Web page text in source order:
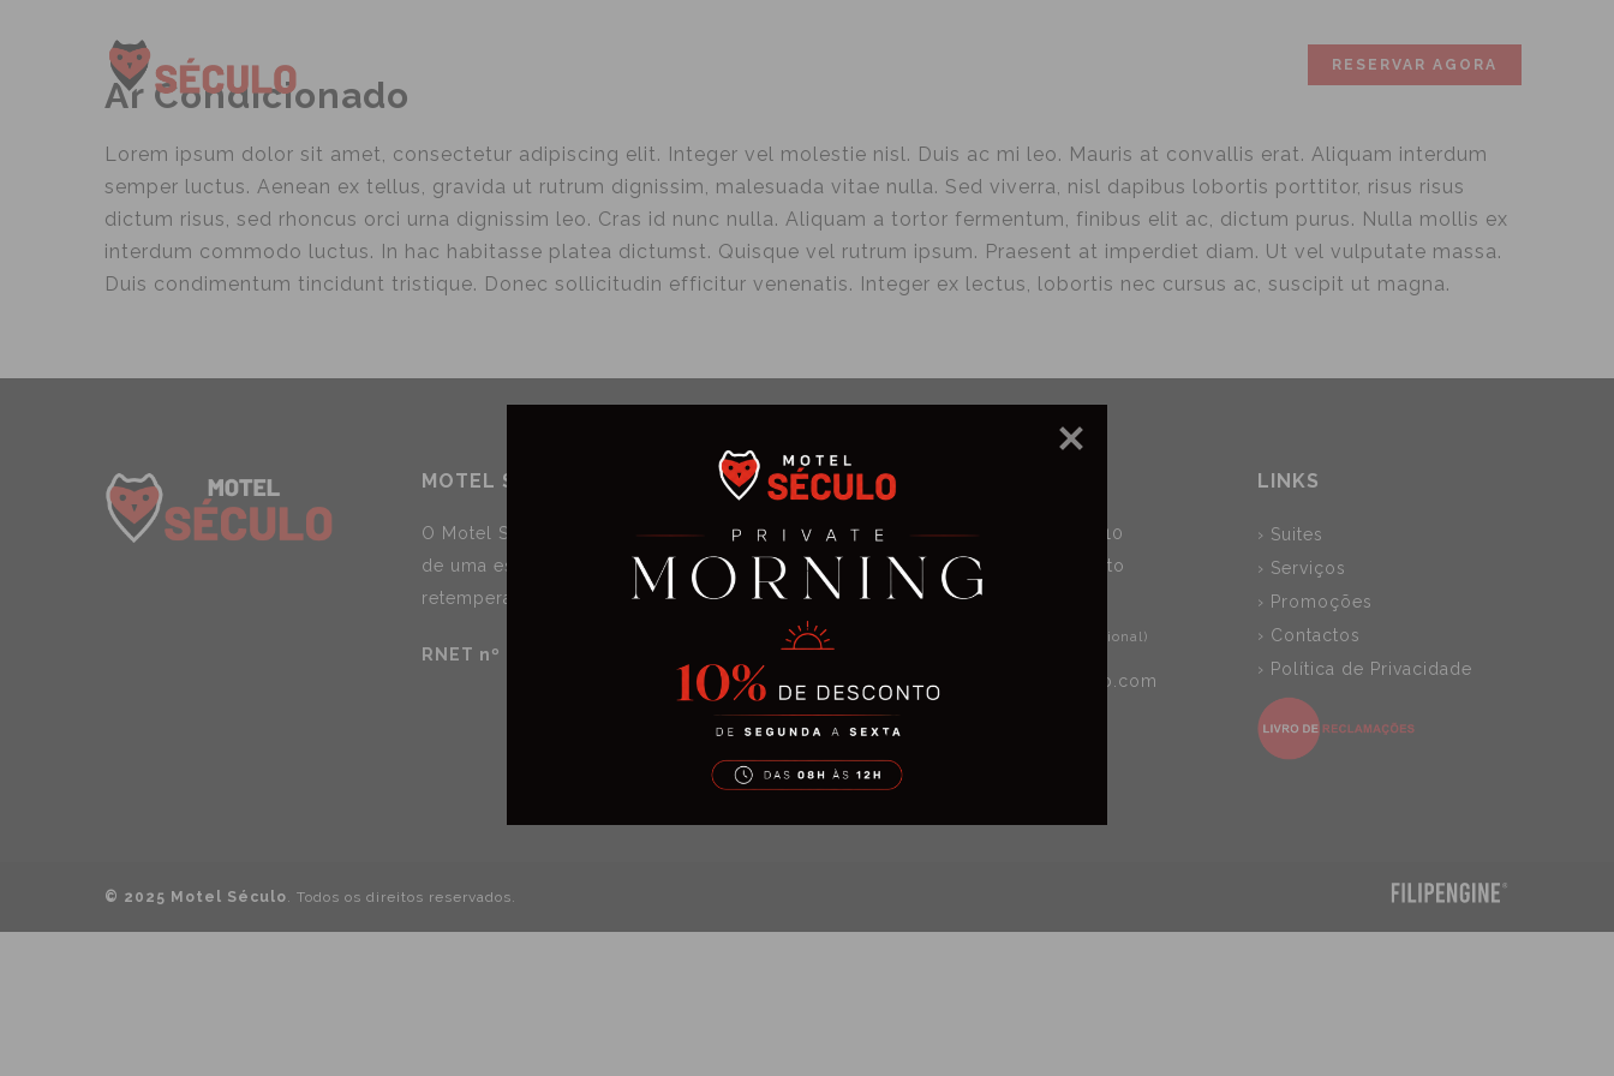
RESERVAR AGORA
Ar Condicionado
Lorem ipsum dolor sit amet, consectetur adipiscing elit. Integer vel molestie nisl. Duis ac mi leo. Mauris at convallis erat. Aliquam interdum
semper luctus. Aenean ex tellus, gravida ut rutrum dignissim, malesuada vitae nulla. Sed viverra, nisl dapibus lobortis porttitor, risus risus
dictum risus, sed rhoncus orci urna dignissim leo. Cras id nunc nulla. Aliquam a tortor fermentum, finibus elit ac, dictum purus. Nulla mollis ex
interdum commodo luctus. In hac habitasse platea dictumst. Quisque vel rutrum ipsum. Praesent at imperdiet diam. Ut vel vulputate massa.
Duis condimentum tincidunt tristique. Donec sollicitudin efficitur venenatis. Integer ex lectus, lobortis nec cursus ac, suscipit ut magna.
MOTEL SÉCULO
O Motel Século convida-o a desfrutar
de uma estadia revigorante para
retemperar energias.
RNET nº 9909
› Rua de Santa Isabel, 510
Lodares – Lousada, Porto
(chamada para rede fixa nacional)
› reservas@motelseculo.com
LINKS
› Suites
› Serviços
› Promoções
› Contactos
› Política de Privacidade
© 2025 Motel Século. Todos os direitos reservados.